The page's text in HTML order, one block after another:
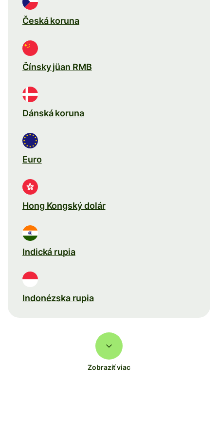
Česká koruna
Čínsky jüan RMB
Dánská koruna
Euro
Hong Kongský dolár
Indická rupia
Indonézska rupia
Zobraziť viac